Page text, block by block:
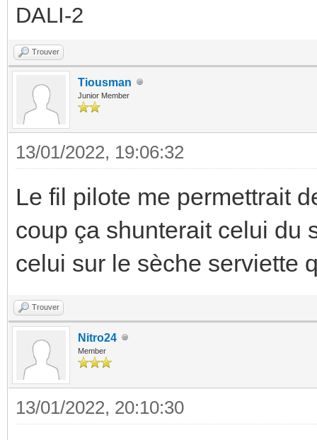
DALI-2
Trouver
Tiousman
Junior Member
13/01/2022, 19:06:32
Le fil pilote me permettrait
coup ça shunterait celui du
celui sur le sèche serviette
Trouver
Nitro24
Member
13/01/2022, 20:10:30